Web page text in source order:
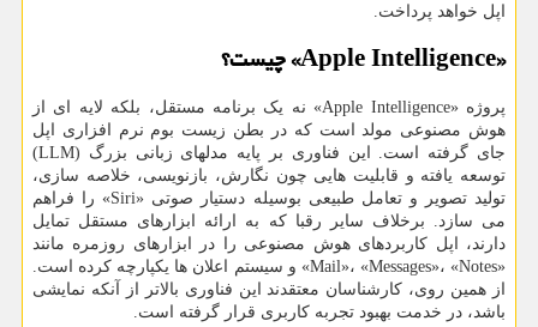
اپل خواهد پرداخت.
«Apple Intelligence» چیست؟
پروژه «Apple Intelligence» نه یک برنامه مستقل، بلکه لایه ای از
هوش مصنوعی مولد است که در بطن زیست بوم نرم افزاری اپل
جای گرفته است. این فناوری بر پایه مدلهای زبانی بزرگ (LLM)
توسعه یافته و قابلیت هایی چون نگارش، بازنویسی، خلاصه سازی،
تولید تصویر و تعامل طبیعی بوسیله دستیار صوتی «Siri» را فراهم
می سازد. برخلاف سایر رقبا که به ارائه ابزارهای مستقل تمایل
دارند، اپل کاربردهای هوش مصنوعی را در ابزارهای روزمره مانند
«Mail»، «Messages»، «Notes» و سیستم اعلان ها یکپارچه کرده است.
از همین روی، کارشناسان معتقدند این فناوری بالاتر از آنکه نمایشی
باشد، در خدمت بهبود تجربه کاربری قرار گرفته است.